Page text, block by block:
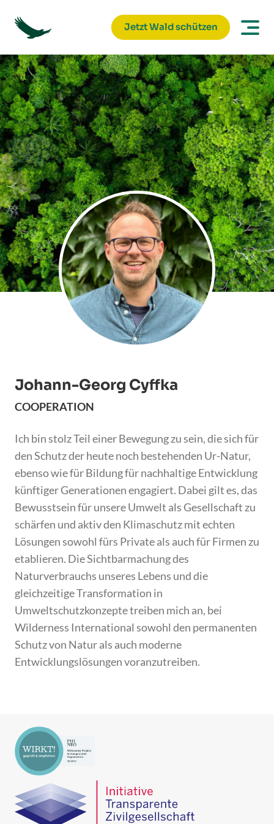
Jetzt Wald schützen
Johann-Georg Cyffka
COOPERATION
Ich bin stolz Teil einer Bewegung zu sein, die sich für
den Schutz der heute noch bestehenden Ur-Natur,
ebenso wie für Bildung für nachhaltige Entwicklung
künftiger Generationen engagiert. Dabei gilt es, das
Bewusstsein für unsere Umwelt als Gesellschaft zu
schärfen und aktiv den Klimaschutz mit echten
Lösungen sowohl fürs Private als auch für Firmen zu
etablieren. Die Sichtbarmachung des
Naturverbrauchs unseres Lebens und die
gleichzeitige Transformation in
Umweltschutzkonzepte treiben mich an, bei
Wilderness International sowohl den permanenten
Schutz von Natur als auch moderne
Entwicklungslösungen voranzutreiben.